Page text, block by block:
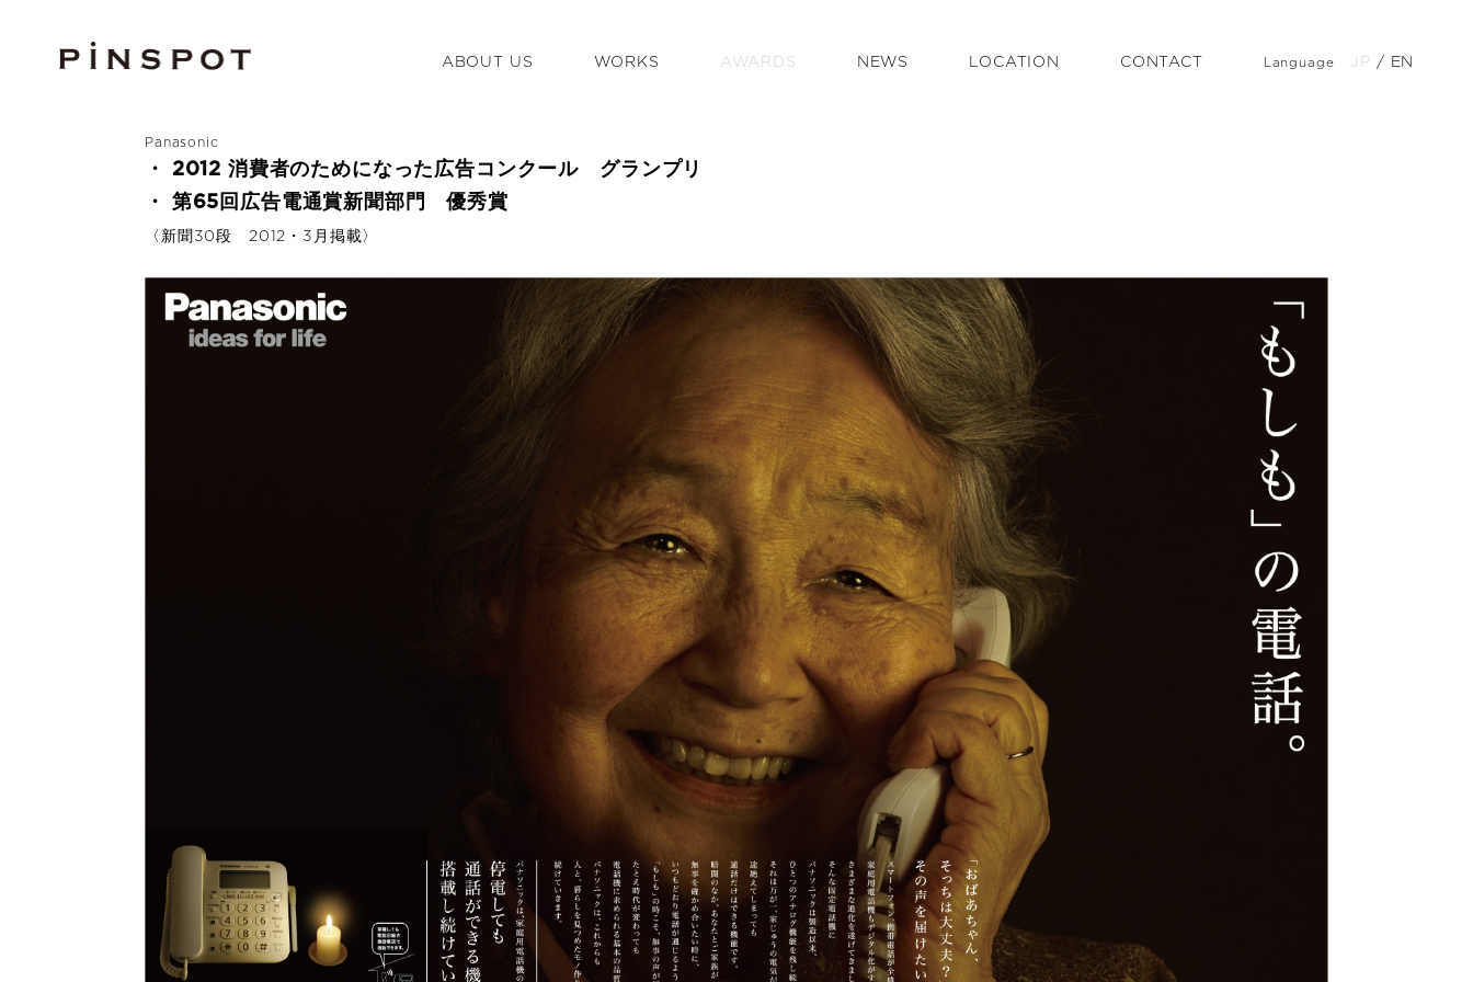
ABOUT US WORKS AWARDS NEWS LOCATION CONTACT Language JP / EN
Panasonic
・ 2012 消費者のためになった広告コンクール グランプリ
・ 第65回広告電通賞新聞部門 優秀賞
〈新聞30段 2012・3月掲載〉